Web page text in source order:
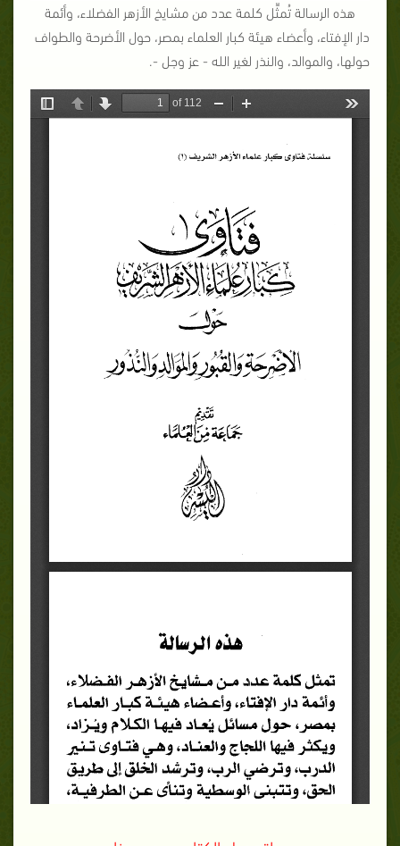
هذه الرسالة تُمثِّل كلمة عدد من مشايخ الأزهر الفضلاء، وأئمة
دار الإفتاء، وأعضاء هيئة كبار العلماء بمصر، حول الأضرحة والطواف
حولها، والموالد، والنذر لغير الله - عز وجل -.